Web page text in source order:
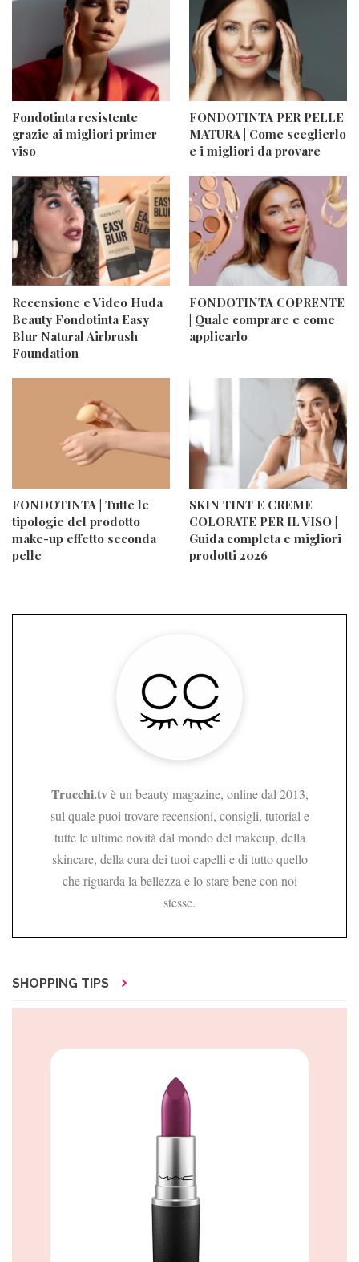
Fondotinta resistente
grazie ai migliori primer
viso
FONDOTINTA PER PELLE
MATURA | Come sceglierlo
e i migliori da provare
Recensione e Video Huda
Beauty Fondotinta Easy
Blur Natural Airbrush
Foundation
FONDOTINTA COPRENTE
| Quale comprare e come
applicarlo
FONDOTINTA | Tutte le
tipologie del prodotto
make-up effetto seconda
pelle
SKIN TINT E CREME
COLORATE PER IL VISO |
Guida completa e migliori
prodotti 2026
Trucchi.tvè un beauty magazine, online dal 2013,
sul quale puoi trovare recensioni, consigli, tutorial e
tutte le ultime novità dal mondo del makeup, della
skincare, della cura dei tuoi capelli e di tutto quello
che riguarda la bellezza e lo stare bene con noi
stesse.
SHOPPING TIPS